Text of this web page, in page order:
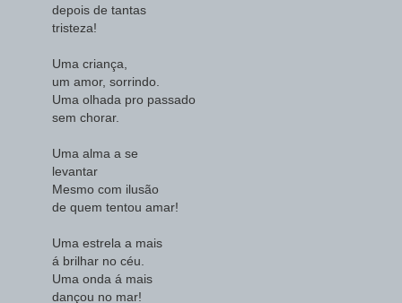
depois de tantas
tristeza!
Uma criança,
um amor, sorrindo.
Uma olhada pro passado
sem chorar.
Uma alma a se
levantar
Mesmo com ilusão
de quem tentou amar!
Uma estrela a mais
á brilhar no céu.
Uma onda á mais
dançou no mar!